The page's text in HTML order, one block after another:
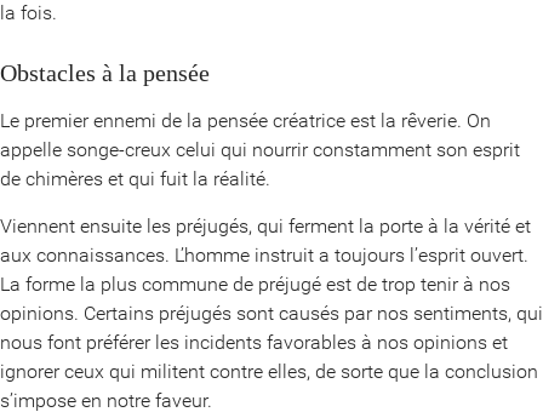
la fois.
Obstacles à la pensée
Le premier ennemi de la pensée créatrice est la rêverie. On
appelle songe-creux celui qui nourrir constamment son esprit
de chimères et qui fuit la réalité.
Viennent ensuite les préjugés, qui ferment la porte à la vérité et
aux connaissances. L’homme instruit a toujours l’esprit ouvert.
La forme la plus commune de préjugé est de trop tenir à nos
opinions. Certains préjugés sont causés par nos sentiments, qui
nous font préférer les incidents favorables à nos opinions et
ignorer ceux qui militent contre elles, de sorte que la conclusion
s’impose en notre faveur.